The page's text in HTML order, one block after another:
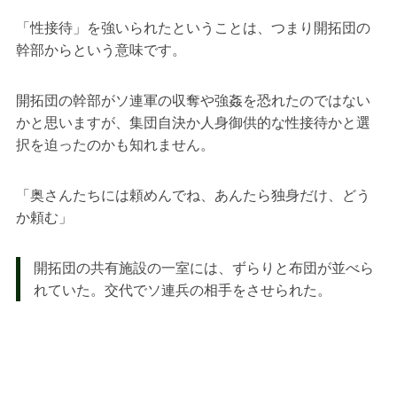
「性接待」を強いられたということは、つまり開拓団の
幹部からという意味です。
開拓団の幹部がソ連軍の収奪や強姦を恐れたのではない
かと思いますが、集団自決か人身御供的な性接待かと選
択を迫ったのかも知れません。
「奥さんたちには頼めんでね、あんたら独身だけ、どう
か頼む」
開拓団の共有施設の一室には、ずらりと布団が並べら
れていた。交代でソ連兵の相手をさせられた。